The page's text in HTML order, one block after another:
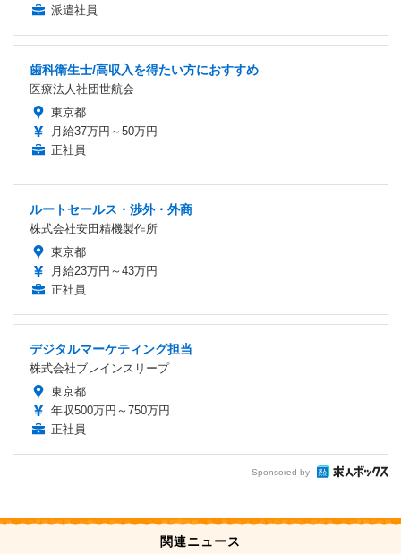
派遣社員
歯科衛生士/高収入を得たい方におすすめ
医療法人社団世航会
東京都
月給37万円～50万円
正社員
ルートセールス・渉外・外商
株式会社安田精機製作所
東京都
月給23万円～43万円
正社員
デジタルマーケティング担当
株式会社ブレインスリープ
東京都
年収500万円～750万円
正社員
Sponsored by
関連ニュース